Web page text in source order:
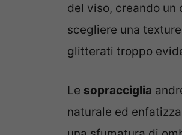
del viso, creando un
scegliere una
glitterati troppo
Le sopracciglia
naturale ed